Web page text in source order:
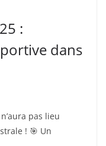
:
dans
pas lieu
! 🎯 Un